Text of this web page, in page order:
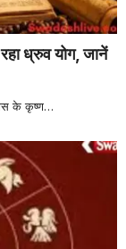
ध्रुव योग, जानें
के कृष्ण…